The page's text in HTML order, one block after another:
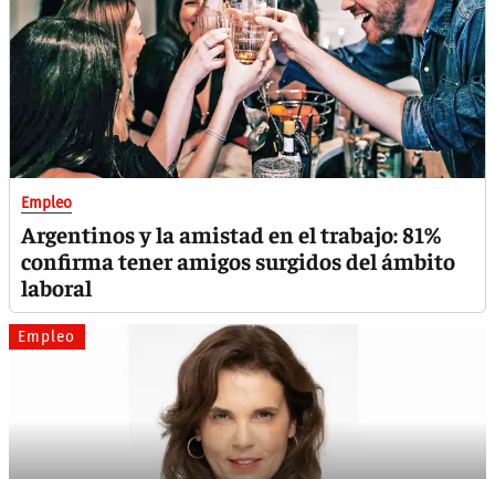
Empleo
Argentinos y la amistad en el trabajo: 81%
confirma tener amigos surgidos del ámbito
laboral
Empleo